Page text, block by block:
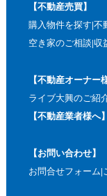
【不動産売買】
購入物件を探す 不
空き家のご相談 収
【不動産オーナー
ライブ大興のご紹
【不動産業者様へ】
【お問い合わせ】
お問合せフォーム